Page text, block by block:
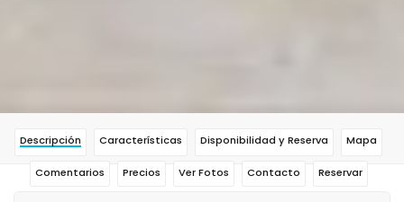
Descripción Características Disponibilidad y Reserva Mapa
Comentarios Precios Ver Fotos Contacto Reservar